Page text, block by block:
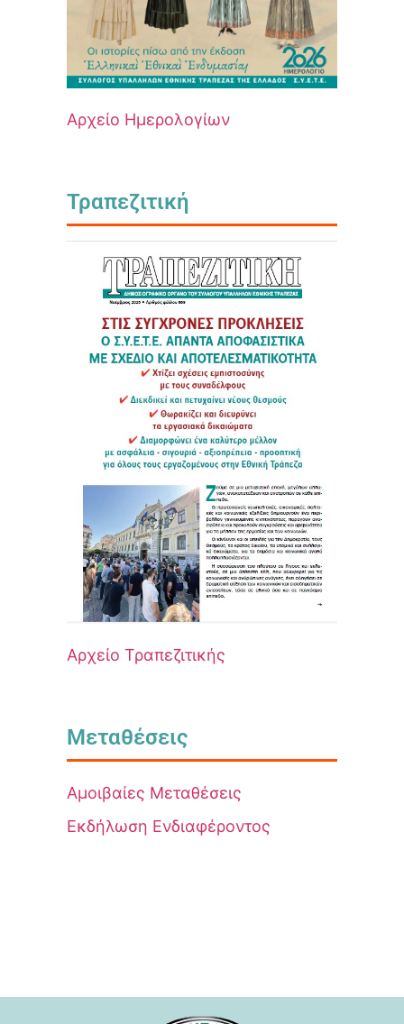
Αρχείο Ημερολογίων
Τραπεζιτική
Αρχείο Τραπεζιτικής
Μεταθέσεις
Αμοιβαίες Μεταθέσεις
Εκδήλωση Ενδιαφέροντος